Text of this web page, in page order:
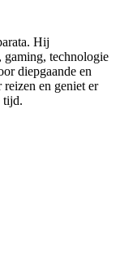
Hij
gaming, technologie
diepgaande en
en geniet er
tijd.